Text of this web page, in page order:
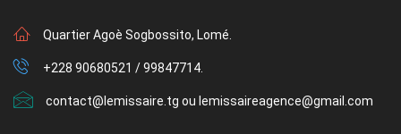
Quartier Agoè Sogbossito, Lomé.
+228 90680521 / 99847714.
contact@lemissaire.tg ou lemissaireagence@gmail.com